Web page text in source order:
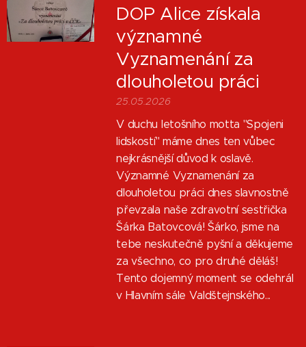
DOP Alice získala
významné
Vyznamenání za
dlouholetou práci
25.05.2026
V duchu letošního motta "Spojeni
lidskostí" máme dnes ten vůbec
nejkrásnější důvod k oslavě.
Významné Vyznamenání za
dlouholetou práci dnes slavnostně
převzala naše zdravotní sestřička
Šárka Batovcová! Šárko, jsme na
tebe neskutečně pyšní a děkujeme
za všechno, co pro druhé děláš!
Tento dojemný moment se odehrál
v Hlavním sále Valdštejnského...